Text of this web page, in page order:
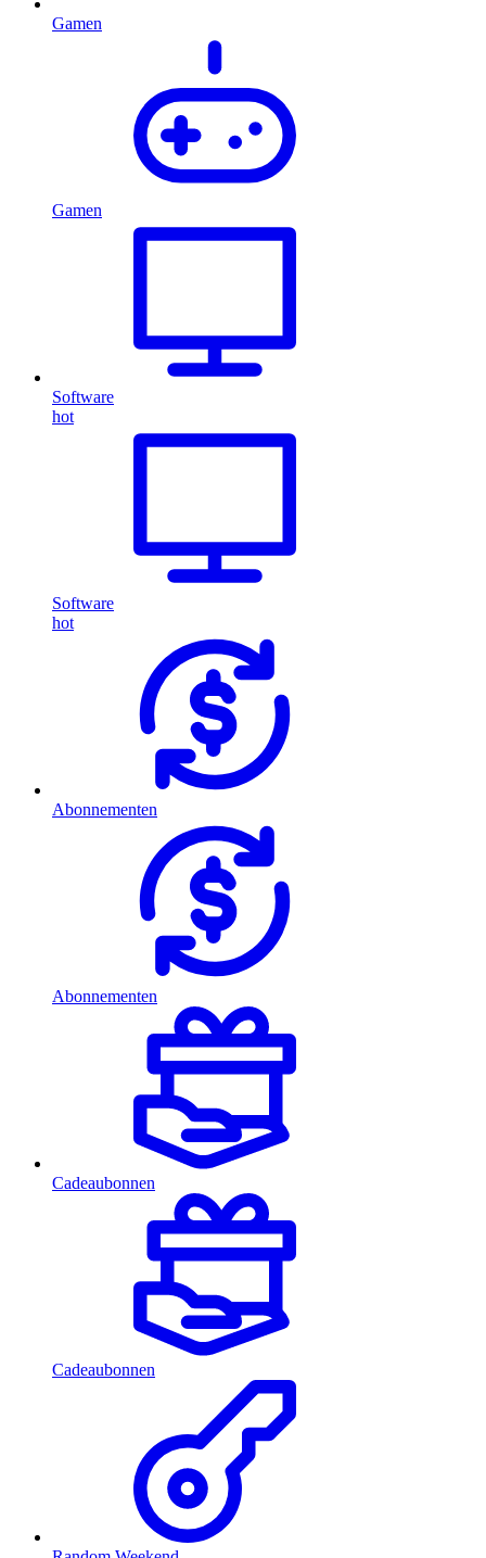
Gamen
Gamen
Software
hot
Software
hot
Abonnementen
Abonnementen
Cadeaubonnen
Cadeaubonnen